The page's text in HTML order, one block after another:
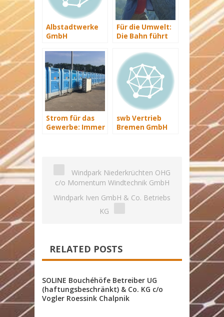
Albstadtwerke
GmbH
Für die Umwelt:
Die Bahn führt
Ökostrom
[Sponsored
Video]
Strom für das
Gewerbe: Immer
swb Vertrieb
Bremen GmbH
Windpark Niederkrüchten OHG
c/o Momentum Windtechnik GmbH
Windpark Iven GmbH & Co. Betriebs
KG
RELATED POSTS
SOLINE Bouchéhöfe Betreiber UG
(haftungsbeschränkt) & Co. KG c/o
Vogler Roessink Chalpnik